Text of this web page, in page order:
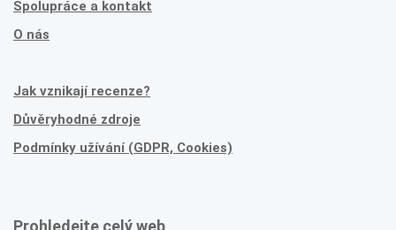
Spolupráce a kontakt
O nás
Jak vznikají recenze?
Důvěryhodné zdroje
Podmínky užívání (GDPR, Cookies)
Prohledejte celý web